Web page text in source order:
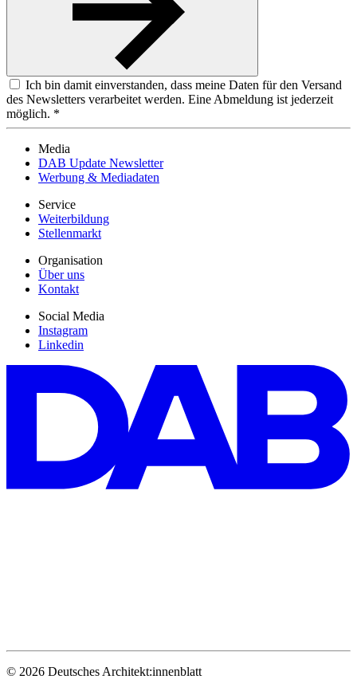
Ich bin damit einverstanden, dass meine Daten für den Versand
des Newsletters verarbeitet werden. Eine Abmeldung ist jederzeit
möglich. *
Media
DAB Update Newsletter
Werbung & Mediadaten
Service
Weiterbildung
Stellenmarkt
Organisation
Über uns
Kontakt
Social Media
Instagram
Linkedin
© 2026 Deutsches Architekt:innenblatt